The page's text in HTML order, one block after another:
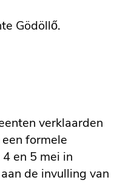
Gödöllő.
verklaarden
formele
en 5 mei in
de invulling van